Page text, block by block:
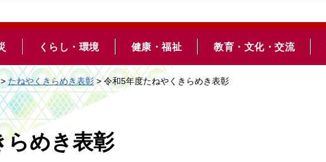
くらし・環境 健康・福祉 教育・文化・交流
たねやくきらめき表彰> 令和5年度たねやくきらめき表彰
らめき表彰